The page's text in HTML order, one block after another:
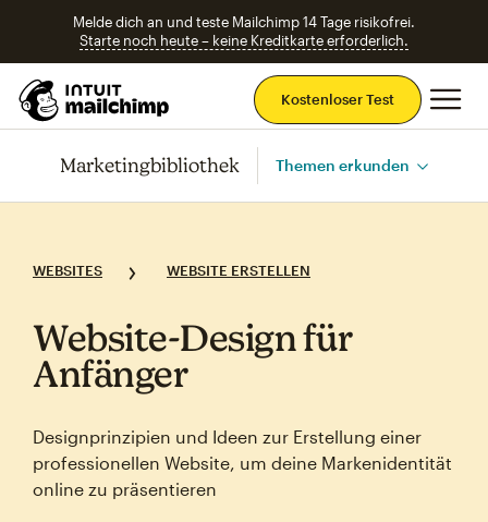
Melde dich an und teste Mailchimp 14 Tage risikofrei.
Starte noch heute – keine Kreditkarte erforderlich.
Kostenloser Test
Marketingbibliothek Themen erkunden
WEBSITES WEBSITE ERSTELLEN
Website‑Design für
Anfänger
Designprinzipien und Ideen zur Erstellung einer
professionellen Website, um deine Markenidentität
online zu präsentieren